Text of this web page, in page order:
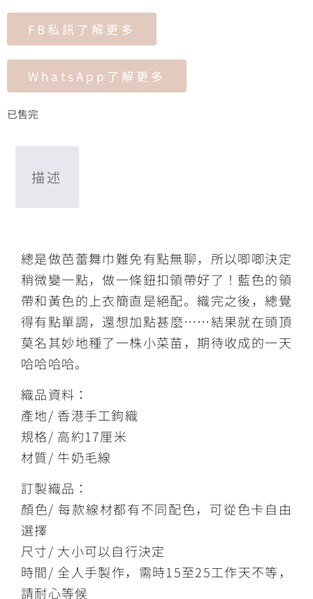
FB私訊了解更多
WhatsApp了解更多
已售完
描述
總是做芭蕾舞巾難免有點無聊，所以唧唧決定
稍微變一點，做一條鈕扣領帶好了！藍色的領
帶和黃色的上衣簡直是絕配。織完之後，總覺
得有點單調，還想加點甚麼……結果就在頭頂
莫名其妙地種了一株小菜苗，期待收成的一天
哈哈哈哈。
織品資料：
產地/ 香港手工鉤織
規格/ 高約17厘米
材質/ 牛奶毛線
訂製織品：
顏色/ 每款線材都有不同配色，可從色卡自由
選擇
尺寸/ 大小可以自行決定
時間/ 全人手製作，需時15至25工作天不等，
請耐心等候